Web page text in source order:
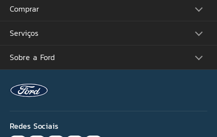
Por que não encontrou
mais de uma opção.
Picapes
Suvs
Performance
Comprar
Monte o Seu
Ofertas
Concessionárias
Acessórios Ford
Serviços Financeiros
Simule seu Financiamento
Plano Ford Sempre
Serviços
Atualização Sync
Proprietários
Recall
Ford Protect
Revisão Preço Fixo Ford
Sobre a Ford
Carreiras
Programa de Estágio
Ford Global
Notícias
Redes Sociais